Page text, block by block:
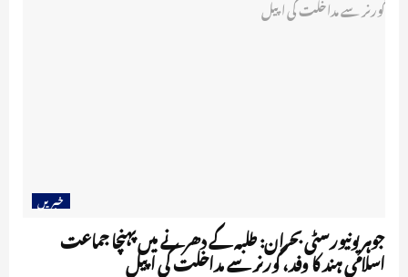
خبریں
جوہر یونیورسٹی بحران: طلبہ کے دھرنے میں پہنچا جماعت
اسلامی ہند کا وفد، گورنر سے مداخلت کی اپیل